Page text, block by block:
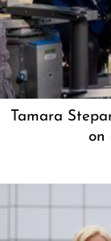
Tamara
on